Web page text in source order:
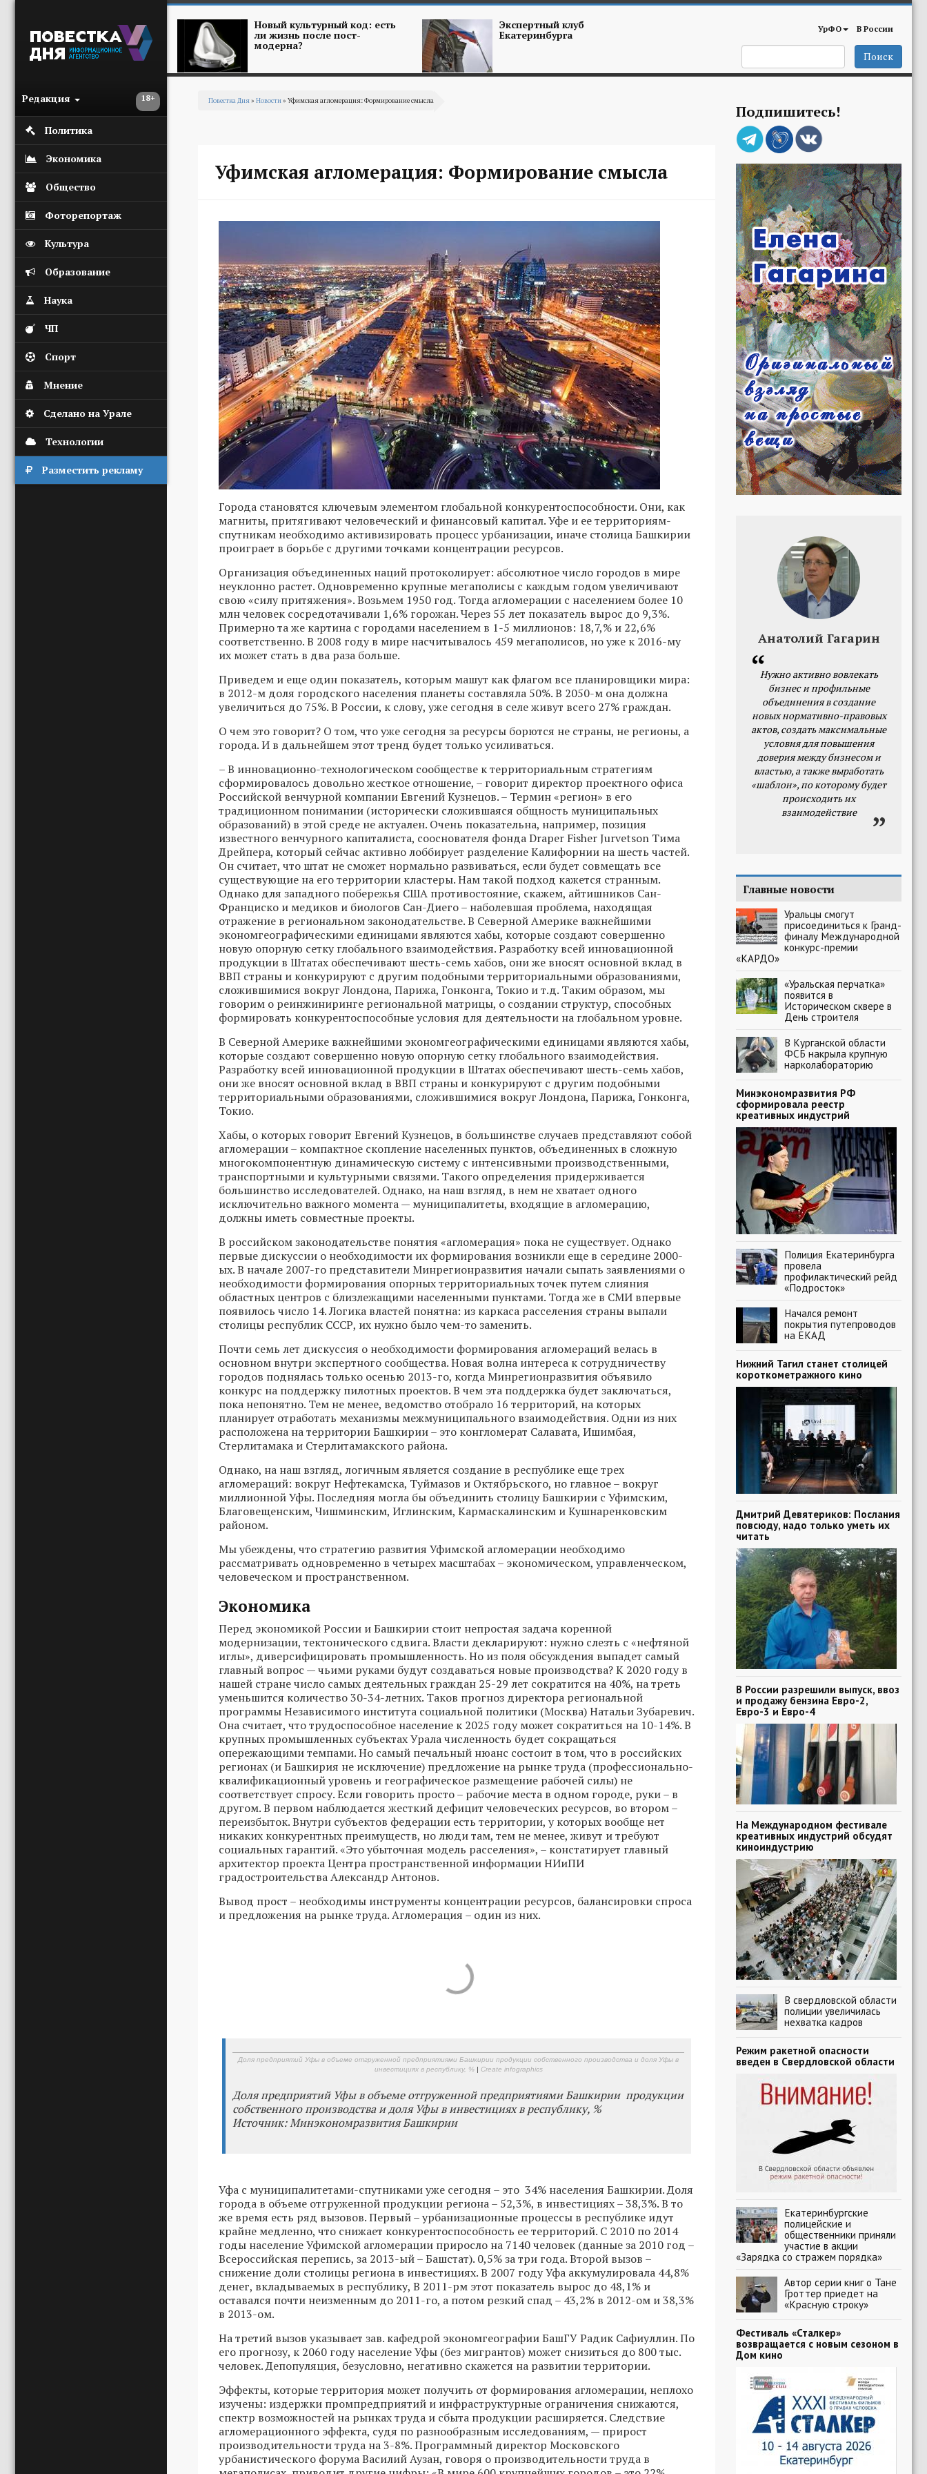
18+
Редакция
Политика
Экономика
Общество
Фоторепортаж
Культура
Образование
Наука
ЧП
Спорт
Мнение
Сделано на Урале
Технологии
Разместить рекламу
Новый культурный код: есть
ли жизнь после пост-
модерна?
Экспертный клуб
Екатеринбурга УрФО В России
Поиск
Повестка Дня» Новости» Уфимская агломерация: Формирование смысла
Уфимская агломерация: Формирование смысла
Города становятся ключевым элементом глобальной конкурентоспособности. Они, как
магниты, притягивают человеческий и финансовый капитал. Уфе и ее территориям-
спутникам необходимо активизировать процесс урбанизации, иначе столица Башкирии
проиграет в борьбе с другими точками концентрации ресурсов.
Организация объединенных наций протоколирует: абсолютное число городов в мире
неуклонно растет. Одновременно крупные мегаполисы с каждым годом увеличивают
свою «силу притяжения». Возьмем 1950 год. Тогда агломерации с населением более 10
млн человек сосредотачивали 1,6% горожан. Через 55 лет показатель вырос до 9,3%.
Примерно та же картина с городами населением в 1-5 миллионов: 18,7,% и 22,6%
соответственно. В 2008 году в мире насчитывалось 459 мегаполисов, но уже к 2016-му
их может стать в два раза больше.
Приведем и еще один показатель, которым машут как флагом все планировщики мира:
в 2012-м доля городского населения планеты составляла 50%. В 2050-м она должна
увеличиться до 75%. В России, к слову, уже сегодня в селе живут всего 27% граждан.
О чем это говорит? О том, что уже сегодня за ресурсы борются не страны, не регионы, а
города. И в дальнейшем этот тренд будет только усиливаться.
– В инновационно-технологическом сообществе к территориальным стратегиям
сформировалось довольно жесткое отношение, – говорит директор проектного офиса
Российской венчурной компании Евгений Кузнецов. – Термин «регион» в его
традиционном понимании (исторически сложившаяся общность муниципальных
образований) в этой среде не актуален. Очень показательна, например, позиция
известного венчурного капиталиста, сооснователя фонда Draper Fisher Jurvetson Тима
Дрейпера, который сейчас активно лоббирует разделение Калифорнии на шесть частей.
Он считает, что штат не сможет нормально развиваться, если будет совмещать все
существующие на его территории кластеры. Нам такой подход кажется странным.
Однако для западного побережья США противостояние, скажем, айтишников Сан-
Франциско и медиков и биологов Сан-Диего – наболевшая проблема, находящая
отражение в региональном законодательстве. В Северной Америке важнейшими
экономгеографическими единицами являются хабы, которые создают совершенно
новую опорную сетку глобального взаимодействия. Разработку всей инновационной
продукции в Штатах обеспечивают шесть-семь хабов, они же вносят основной вклад в
ВВП страны и конкурируют с другим подобными территориальными образованиями,
сложившимися вокруг Лондона, Парижа, Гонконга, Токио и т.д. Таким образом, мы
говорим о реинжиниринге региональной матрицы, о создании структур, способных
формировать конкурентоспособные условия для деятельности на глобальном уровне.
В Северной Америке важнейшими экономгеографическими единицами являются хабы,
которые создают совершенно новую опорную сетку глобального взаимодействия.
Разработку всей инновационной продукции в Штатах обеспечивают шесть-семь хабов,
они же вносят основной вклад в ВВП страны и конкурируют с другим подобными
территориальными образованиями, сложившимися вокруг Лондона, Парижа, Гонконга,
Токио.
Хабы, о которых говорит Евгений Кузнецов, в большинстве случаев представляют собой
агломерации – компактное скопление населенных пунктов, объединенных в сложную
многокомпонентную динамическую систему с интенсивными производственными,
транспортными и культурными связями. Такого определения придерживается
большинство исследователей. Однако, на наш взгляд, в нем не хватает одного
исключительно важного момента — муниципалитеты, входящие в агломерацию,
должны иметь совместные проекты.
В российском законодательстве понятия «агломерация» пока не существует. Однако
первые дискуссии о необходимости их формирования возникли еще в середине 2000-
ых. В начале 2007-го представители Минрегионразвития начали сыпать заявлениями о
необходимости формирования опорных территориальных точек путем слияния
областных центров с близлежащими населенными пунктами. Тогда же в СМИ впервые
появилось число 14. Логика властей понятна: из каркаса расселения страны выпали
столицы республик СССР, их нужно было чем-то заменить.
Почти семь лет дискуссия о необходимости формирования агломераций велась в
основном внутри экспертного сообщества. Новая волна интереса к сотрудничеству
городов поднялась только осенью 2013-го, когда Минрегионразвития объявило
конкурс на поддержку пилотных проектов. В чем эта поддержка будет заключаться,
пока непонятно. Тем не менее, ведомство отобрало 16 территорий, на которых
планирует отработать механизмы межмуниципального взаимодействия. Одни из них
расположена на территории Башкирии – это конгломерат Салавата, Ишимбая,
Стерлитамака и Стерлитамакского района.
Однако, на наш взгляд, логичным является создание в республике еще трех
агломераций: вокруг Нефтекамска, Туймазов и Октябрьского, но главное – вокруг
миллионной Уфы. Последняя могла бы объединить столицу Башкирии с Уфимским,
Благовещенским, Чишминским, Иглинским, Кармаскалинским и Кушнаренковским
районом.
Мы убеждены, что стратегию развития Уфимской агломерации необходимо
рассматривать одновременно в четырех масштабах – экономическом, управленческом,
человеческом и пространственном.
Экономика
Перед экономикой России и Башкирии стоит непростая задача коренной
модернизации, тектонического сдвига. Власти декларируют: нужно слезть с «нефтяной
иглы», диверсифицировать промышленность. Но из поля обсуждения выпадет самый
главный вопрос — чьими руками будут создаваться новые производства? К 2020 году в
нашей стране число самых деятельных граждан 25-29 лет сократится на 40%, на треть
уменьшится количество 30-34-летних. Таков прогноз директора региональной
программы Независимого института социальной политики (Москва) Натальи Зубаревич.
Она считает, что трудоспособное население к 2025 году может сократиться на 10-14%. В
крупных промышленных субъектах Урала численность будет сокращаться
опережающими темпами. Но самый печальный нюанс состоит в том, что в российских
регионах (и Башкирия не исключение) предложение на рынке труда (профессионально-
квалификационный уровень и географическое размещение рабочей силы) не
соответствует спросу. Если говорить просто – рабочие места в одном городе, руки – в
другом. В первом наблюдается жесткий дефицит человеческих ресурсов, во втором –
переизбыток. Внутри субъектов федерации есть территории, у которых вообще нет
никаких конкурентных преимуществ, но люди там, тем не менее, живут и требуют
социальных гарантий. «Это убыточная модель расселения», – констатирует главный
архитектор проекта Центра пространственной информации НИиПИ
градостроительства Александр Антонов.
Вывод прост – необходимы инструменты концентрации ресурсов, балансировки спроса
и предложения на рынке труда. Агломерация – один из них.
Доля предприятий Уфы в объеме отгруженной предприятиями Башкирии продукции собственного производства и доля Уфы в
инвестициях в республику, %| Create infographics
Доля предприятий Уфы в объеме отгруженной предприятиями Башкирии продукции
собственного производства и доля Уфы в инвестициях в республику, %
Источник: Минэкономразвития Башкирии
Уфа с муниципалитетами-спутниками уже сегодня – это 34% населения Башкирии. Доля
города в объеме отгруженной продукции региона – 52,3%, в инвестициях – 38,3%. В то
же время есть ряд вызовов. Первый – урбанизационные процессы в республике идут
крайне медленно, что снижает конкурентоспособность ее территорий. С 2010 по 2014
годы население Уфимской агломерации приросло на 7140 человек (данные за 2010 год –
Всероссийская перепись, за 2013-ый – Башстат). 0,5% за три года. Второй вызов –
снижение доли столицы региона в инвестициях. В 2007 году Уфа аккумулировала 44,8%
денег, вкладываемых в республику, В 2011-рм этот показатель вырос до 48,1% и
оставался почти неизменным до 2011-го, а потом резкий спад – 43,2% в 2012-ом и 38,3%
в 2013-ом.
На третий вызов указывает зав. кафедрой экономгеографии БашГУ Радик Сафиуллин. По
его прогнозу, к 2060 году население Уфы (без мигрантов) может снизиться до 800 тыс.
человек. Депопуляция, безусловно, негативно скажется на развитии территории.
Эффекты, которые территория может получить от формирования агломерации, неплохо
изучены: издержки промпредприятий и инфраструктурные ограничения снижаются,
спектр возможностей на рынках труда и сбыта продукции расширяется. Следствие
агломерационного эффекта, судя по разнообразным исследованиям, — прирост
производительности труда на 3-8%. Программный директор Московского
урбанистического форума Василий Аузан, говоря о производительности труда в
Подпишитесь!
Анатолий Гагарин
Нужно активно вовлекать
бизнес и профильные
объединения в создание
новых нормативно-правовых
актов, создать максимальные
условия для повышения
доверия между бизнесом и
властью, а также выработать
«шаблон», по которому будет
происходить их
взаимодействие
Главные новости
Уральцы смогут
присоединиться к Гранд-
финалу Международной
конкурс-премии
«КАРДО»
«Уральская перчатка»
появится в
Историческом сквере в
День строителя
В Курганской области
ФСБ накрыла крупную
нарколабораторию
Минэкономразвития РФ
сформировала реестр
креативных индустрий
Полиция Екатеринбурга
провела
профилактический рейд
«Подросток»
Начался ремонт
покрытия путепроводов
на ЕКАД
Нижний Тагил станет столицей
короткометражного кино
Дмитрий Девятериков: Послания
повсюду, надо только уметь их
читать
В России разрешили выпуск, ввоз
и продажу бензина Евро-2,
Евро-3 и Евро-4
На Международном фестивале
креативных индустрий обсудят
киноиндустрию
В свердловской области
полиции увеличилась
нехватка кадров
Режим ракетной опасности
введен в Свердловской области
Екатеринбургские
полицейские и
общественники приняли
участие в акции
«Зарядка со стражем порядка»
Автор серии книг о Тане
Гроттер приедет на
«Красную строку»
Фестиваль «Сталкер»
возвращается с новым сезоном в
Дом кино